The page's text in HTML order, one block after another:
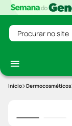
Procurar no site
Dermocosméticos